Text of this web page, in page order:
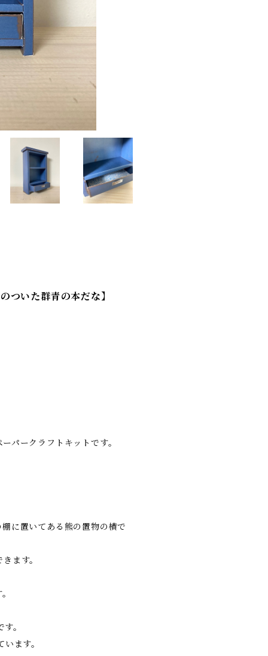
ついた群青の本だな】
パークラフトキットです。
に置いてある熊の置物の横で
ます。
。
ます。